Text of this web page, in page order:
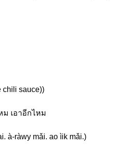
chili sauce))
ม เอาอีกไหม
à-ràwy mǎi. ao ìik mǎi.)